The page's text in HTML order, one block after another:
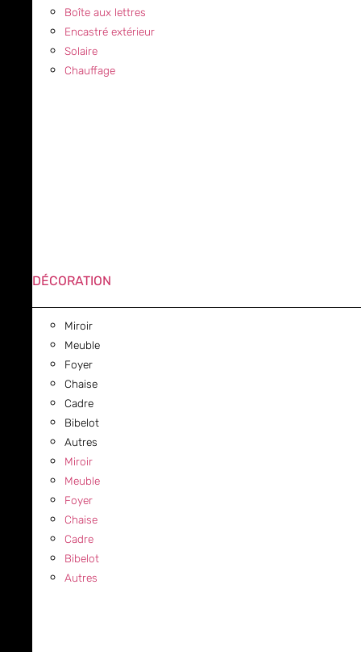
Boîte aux lettres
Encastré extérieur
Solaire
Chauffage
DÉCORATION
Miroir
Meuble
Foyer
Chaise
Cadre
Bibelot
Autres
Miroir
Meuble
Foyer
Chaise
Cadre
Bibelot
Autres